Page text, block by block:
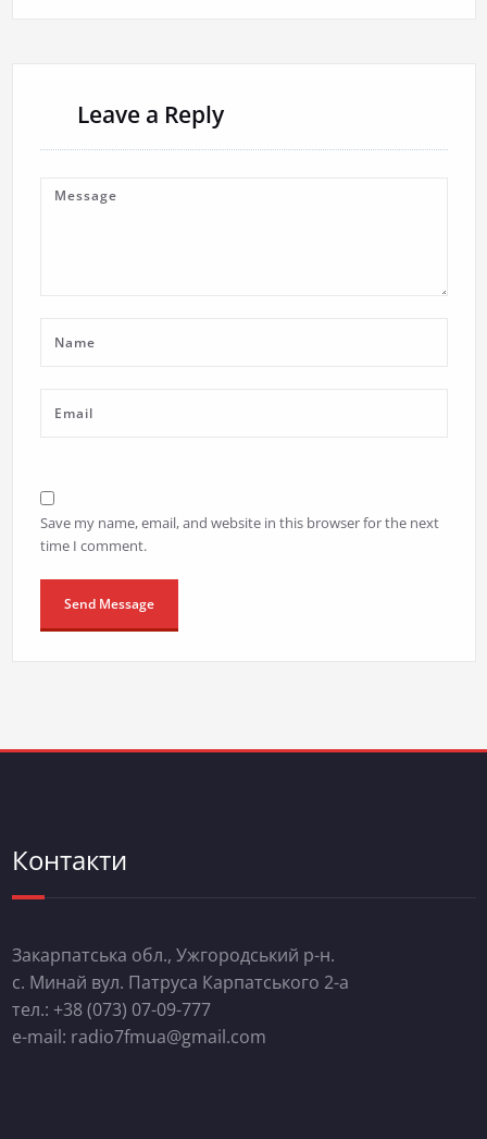
Leave a Reply
Save my name, email, and website in this browser for the next
time I comment.
Контакти
Закарпатська обл., Ужгородський р-н.
с. Минай вул. Патруса Карпатського 2-а
тел.: +38 (073) 07-09-777
e-mail: radio7fmua@gmail.com